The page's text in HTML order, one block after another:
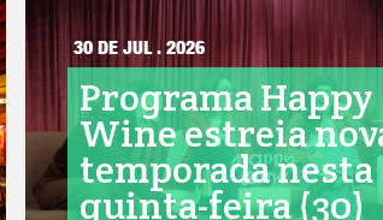
30 DE JUL . 2026
Programa Happy
Wine estreia
temporada nesta
quinta-feira (30)